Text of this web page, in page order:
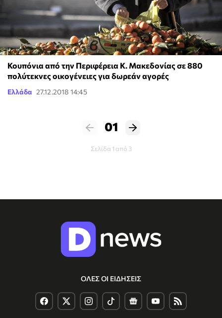
Κουπόνια από την Περιφέρεια Κ. Μακεδονίας σε 880
πολύτεκνες οικογένειες για δωρεάν αγορές
Ελλάδα 27.12.2018 14:45
01
Σελίδα 1 από 3
ΟΛΕΣ ΟΙ ΕΙΔΗΣΕΙΣ